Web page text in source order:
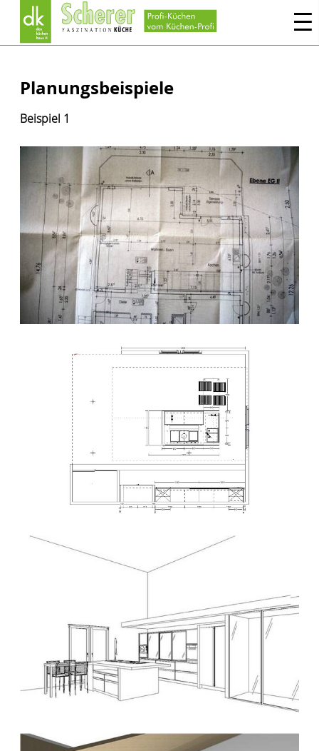
Planungsbeispiele
Beispiel 1